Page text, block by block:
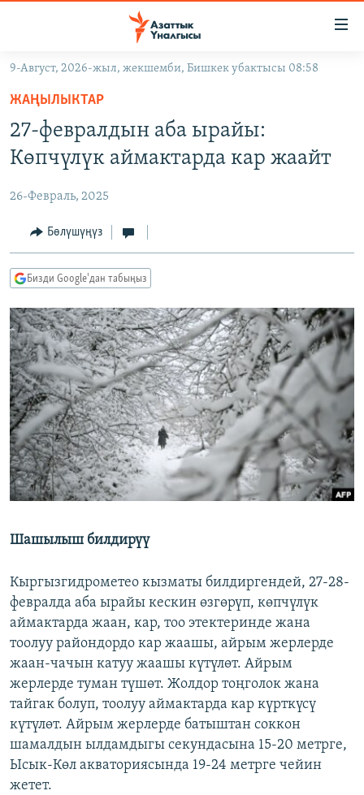
Навигацияга
өтүңүз
Издөөгө
салыңыз
КЫРГЫЗСТАН
КЫРГЫЗСТАН
ЭКОНОМИКА
МАДАНИЯТ
ДҮЙНӨ
БОРБОР АЗИЯ
УКРАИНА
АТАЙЫН ИЛИКТӨӨ
ТВ ПРОГРАММАЛАР
ЭКСПЕРТТЕР ТАЛДАЙТ
БИЗ ЖАНА ДҮЙНӨ
ДАНИСТЕ
ЭЖЕ-СИҢДИЛЕР
АЗАТТЫК+
ЫҢГАЙСЫЗ СУРООЛОР
ӨЗГӨЧӨ ПИКИР
Русский
ОНЛАЙН ШЕРИНЕ
ЭЕ/АРнун бардык сайттары
9-Август, 2026-жыл, жекшемби, Бишкек убактысы 08:58
ЖАҢЫЛЫКТАР
27-февралдын аба ырайы:
Көпчүлүк аймактарда кар жаайт
26-Февраль, 2025
Бөлүшүңүз
Бизди Google'дан табыңыз
Шашылыш билдирүү
Кыргызгидрометео кызматы билдиргендей, 27-28-
февралда аба ырайы кескин өзгөрүп, көпчүлүк
аймактарда жаан, кар, тоо этектеринде жана
тоолуу райондордо кар жаашы, айрым жерлерде
жаан-чачын катуу жаашы күтүлөт. Айрым
жерлерде туман түшөт. Жолдор тоңголок жана
тайгак болуп, тоолуу аймактарда кар күрткүсү
күтүлөт. Айрым жерлерде батыштан соккон
шамалдын ылдамдыгы секундасына 15-20 метрге,
Ысык-Көл акваториясында 19-24 метрге чейин
жетет.